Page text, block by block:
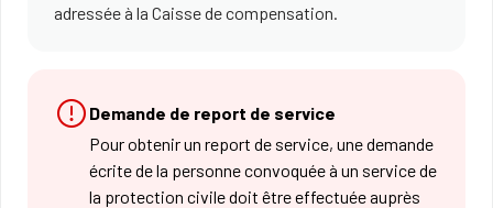
adressée à la Caisse de compensation.
Demande de report de service
Pour obtenir un report de service, une demande
écrite de la personne convoquée à un service de
la protection civile doit être effectuée auprès